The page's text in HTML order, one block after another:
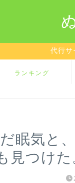
代行サ
ランキング
眠気と
見つけた